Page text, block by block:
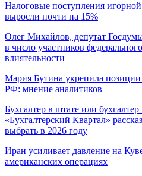
Налоговые поступления
выросли почти на 15%
Олег Михайлов, депутат
в число участников
влиятельности
Мария Бутина укрепила
РФ: мнение аналитиков
Бухгалтер в штате или
«Бухгалтерский Квартал»
выбрать в 2026 году
Иран усиливает давление на
американских операциях